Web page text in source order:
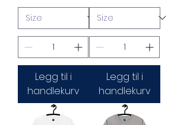
Legg til i
handlekurv
Legg til i
handlekurv